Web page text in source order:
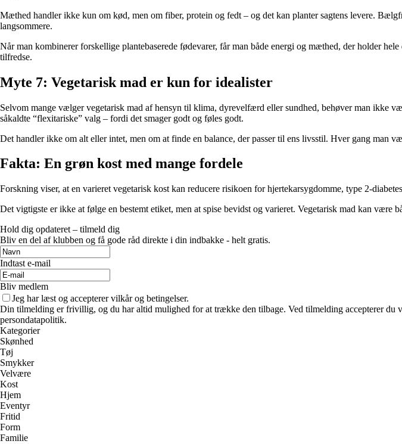
Mæthed handler ikke kun om kød, men om fiber, protein og fedt – og det kan planter sagtens levere.
langsommere.
Når man kombinerer forskellige plantebaserede fødevarer, får man både energi og mæthed, der holder
tilfredse.
Myte 7: Vegetarisk mad er kun for idealister
Selvom mange vælger vegetarisk mad af hensyn til klima, dyrevelfærd eller sundhed, behøver man ikke
såkaldte “flexitariske” valg – fordi det smager godt og føles godt.
Det handler ikke om alt eller intet, men om at finde en balance, der passer til ens livsstil. Hver gang man
Fakta: En grøn kost med mange fordele
Forskning viser, at en varieret vegetarisk kost kan reducere risikoen for hjertekarsygdomme, type 2-
Det vigtigste er ikke at følge en bestemt etiket, men at spise bevidst og varieret. Vegetarisk mad kan være
Hold dig opdateret – tilmeld dig
Bliv en del af klubben og få gode råd direkte i din indbakke - helt gratis.
Indtast e-mail
Bliv medlem
Jeg har læst og accepterer vilkår og betingelser.
Din tilmelding er frivillig, og du har altid mulighed for at trække den tilbage. Ved tilmelding accepterer du
persondatapolitik.
Kategorier
Skønhed
Tøj
Smykker
Velvære
Kost
Hjem
Eventyr
Fritid
Form
Familie